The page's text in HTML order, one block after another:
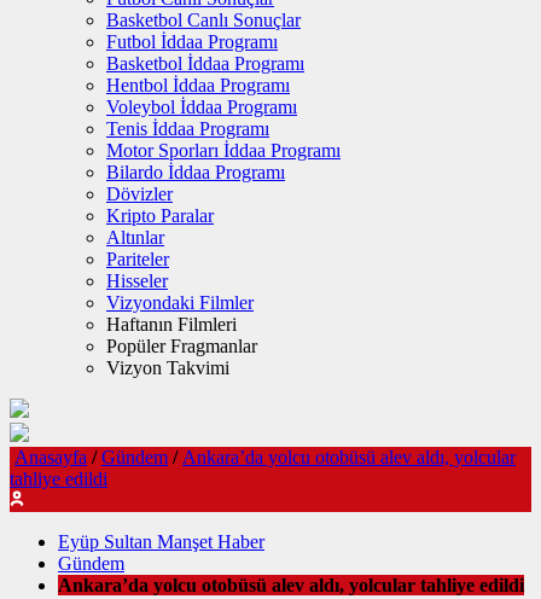
Basketbol Canlı Sonuçlar
Futbol İddaa Programı
Basketbol İddaa Programı
Hentbol İddaa Programı
Voleybol İddaa Programı
Tenis İddaa Programı
Motor Sporları İddaa Programı
Bilardo İddaa Programı
Dövizler
Kripto Paralar
Altınlar
Pariteler
Hisseler
Vizyondaki Filmler
Haftanın Filmleri
Popüler Fragmanlar
Vizyon Takvimi
Anasayfa / Gündem / Ankara’da yolcu otobüsü alev aldı, yolcular
tahliye edildi
Eyüp Sultan Manşet Haber
Gündem
Ankara’da yolcu otobüsü alev aldı, yolcular tahliye edildi